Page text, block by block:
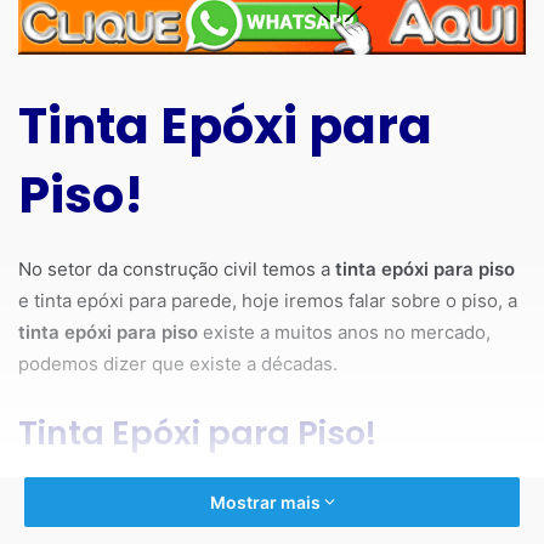
Tinta Epóxi para
Piso!
No setor da construção civil temos a tinta epóxi para piso
e tinta epóxi para parede, hoje iremos falar sobre o piso, a
tinta epóxi para piso existe a muitos anos no mercado,
podemos dizer que existe a décadas.
Tinta Epóxi para Piso!
Trata-se de uma pintura no chão, o piso por sua vez deve
estar nivelado e antes de aplicar a tinta é necessário fazer
Mostrar mais